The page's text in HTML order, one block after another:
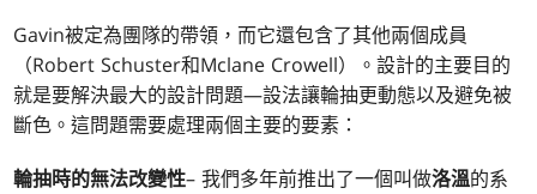
Gavin被定為團隊的帶領，而它還包含了其他兩個成員
（Robert Schuster和Mclane Crowell）。設計的主要目的
就是要解決最大的設計問題—設法讓輪抽更動態以及避免被
斷色。這問題需要處理兩個主要的要素：
輪抽時的無法改變性– 我們多年前推出了一個叫做洛溫的系